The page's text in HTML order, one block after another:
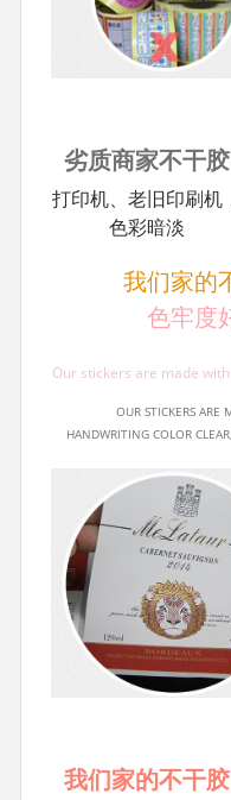
劣质商家不干胶
打印机、老旧印刷机
色彩暗淡
我们家的
色牢度
Our stickers are made
OUR STICKERS ARE
HANDWRITING COLOR
我们家的不干胶